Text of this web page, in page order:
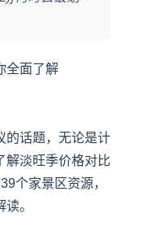
全面了解
的话题，无论是计
解淡旺季价格对比
个家景区资源，
。